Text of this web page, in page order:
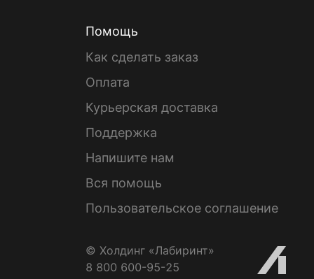
Помощь
Как сделать заказ
Оплата
Курьерская доставка
Поддержка
Напишите нам
Вся помощь
Пользовательское соглашение
© Холдинг «Лабиринт»
8 800 600-95-25